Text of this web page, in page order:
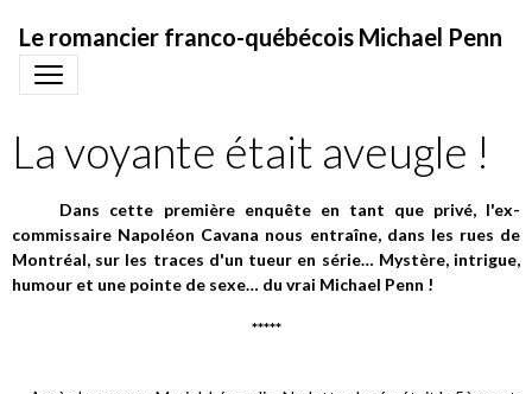
Le romancier franco-québécois Michael Penn
La voyante était aveugle !
Dans cette première enquête en tant que privé, l'ex-
commissaire Napoléon Cavana nous entraîne, dans les rues de
Montréal, sur les traces d'un tueur en série… Mystère, intrigue,
humour et une pointe de sexe… du vrai Michael Penn !
*****